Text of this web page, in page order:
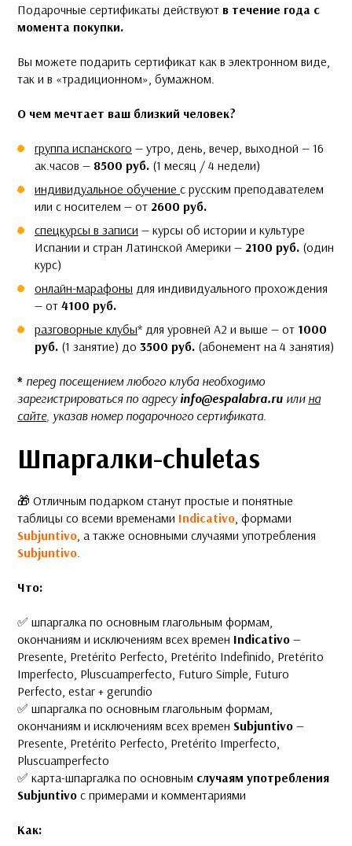
Подарочные сертификаты действуют в течение года с
момента покупки.
Вы можете подарить сертификат как в электронном виде,
так и в «традиционном», бумажном.
О чем мечтает ваш близкий человек?
группа испанского — утро, день, вечер, выходной — 16
ак.часов — 8500 руб. (1 месяц / 4 недели)
индивидуальное обучение с русским преподавателем
или с носителем — от 2600 руб.
спецкурсы в записи — курсы об истории и культуре
Испании и стран Латинской Америки — 2100 руб. (один
курс)
онлайн-марафоны для индивидуального прохождения
— от 4100 руб.
разговорные клубы* для уровней А2 и выше — от 1000
руб. (1 занятие) до 3500 руб. (абонемент на 4 занятия)
* перед посещением любого клуба необходимо
зарегистрироваться по адресуinfo@espalabra.ru или на
сайте, указав номер подарочного сертификата.
Шпаргалки-chuletas
🎁 Отличным подарком станут простые и понятные
таблицы со всеми временами Indicativo , формами
Subjuntivo , а также основными случаями употребления
Subjuntivo
Что:
✅ шпаргалка по основным глагольным формам,
окончаниям и исключениям всех времен Indicativo —
Presente, Pretérito Perfecto, Pretérito Indefinido, Pretérito
Imperfecto, Pluscuamperfecto, Futuro Simple, Futuro
Perfecto, estar + gerundio
✅ шпаргалка по основным глагольным формам,
окончаниям и исключениям всех времен Subjuntivо —
Presente, Pretérito Perfecto, Pretérito Imperfecto,
Pluscuamperfecto
✅ карта-шпаргалка по основным случаям употребления
Subjuntivo c примерами и комментариями
Как: